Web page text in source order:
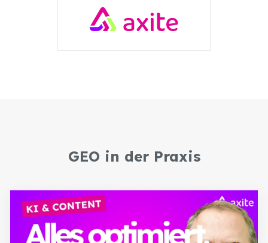
GEO in der Praxis